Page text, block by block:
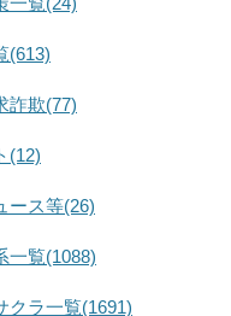
(613)
詐欺(77)
(12)
ース等(26)
一覧(1088)
クラ一覧(1691)